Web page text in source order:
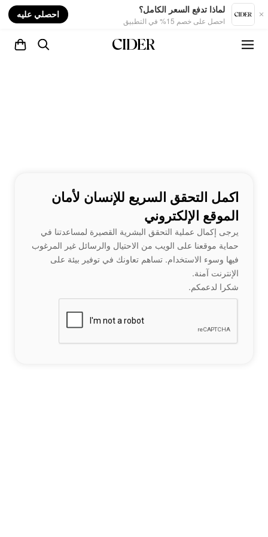
لماذا تدفع السعر الكامل؟
احصل على خصم 15% في التطبيق
احصلي عليه
اكمل التحقق السريع للإنسان لأمان
الموقع الإلكتروني
يرجى إكمال عملية التحقق البشرية القصيرة لمساعدتنا في
حماية موقعنا على الويب من الاحتيال والرسائل غير المرغوب
فيها وسوء الاستخدام. تساهم تعاونك في توفير بيئة على
الإنترنت آمنة.
شكرا لدعمكم.